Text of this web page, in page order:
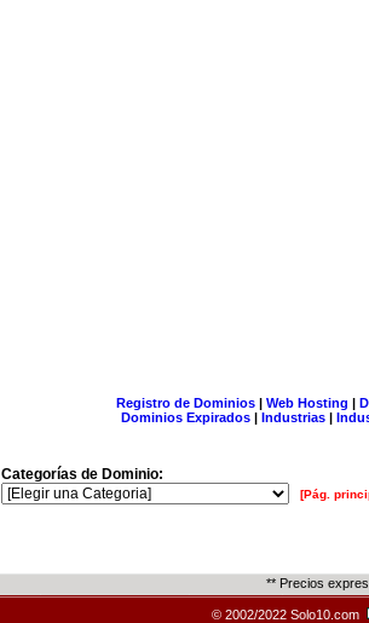
Registro de Dominios| Web Hosting |
Dominios Expirados | Industrias |
Categorías de Dominio:
[Pág.
** Precios
© 2002/2022 Solo10.com